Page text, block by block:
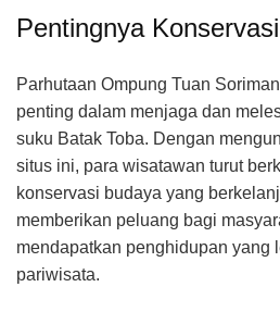
Pentingnya
Parhutaan Ompung Tuan
penting dalam menjaga dan
suku Batak Toba. Dengan
situs ini, para wisatawan turut
konservasi budaya yang
memberikan peluang bagi
mendapatkan penghidupan yang
pariwisata.